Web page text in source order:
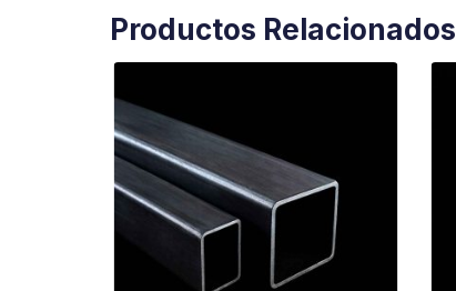
Productos Relacionados